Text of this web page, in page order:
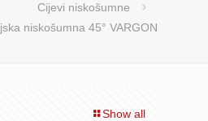
Cijevi niskošumne
niskošumna 45° VARGON
Show all